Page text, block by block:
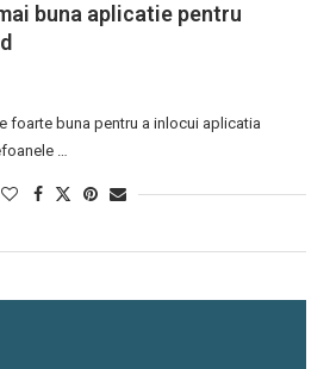
buna aplicatie pentru
foarte buna pentru a inlocui aplicatia
…